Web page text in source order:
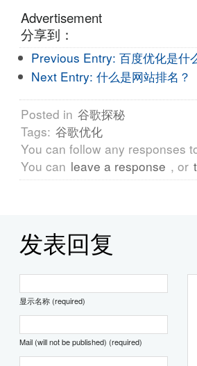
Advertisement
分享到：
Previous Entry: 百度优化是什
Next Entry: 什么是网站排名？
Posted in 谷歌探秘
Tags: 谷歌优化
You can follow any responses
You can leave a response , or
发表回复
显示名称 (required)
Mail (will not be published) (required)